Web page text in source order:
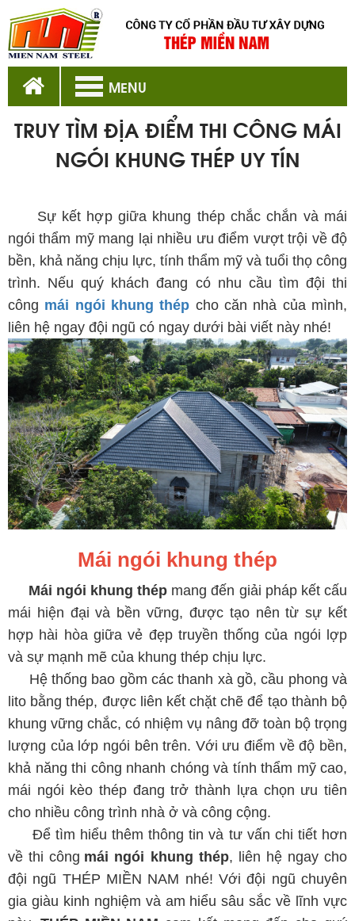
MENU
TRUY TÌM ĐỊA ĐIỂM THI CÔNG MÁI
NGÓI KHUNG THÉP UY TÍN
Sự kết hợp giữa khung thép chắc chắn và mái
ngói thẩm mỹ mang lại nhiều ưu điểm vượt trội về độ
bền, khả năng chịu lực, tính thẩm mỹ và tuổi thọ công
trình. Nếu quý khách đang có nhu cầu tìm đội thi
công mái ngói khung thép cho căn nhà của mình,
liên hệ ngay đội ngũ có ngay dưới bài viết này nhé!
Mái ngói khung thép
Mái ngói khung thép mang đến giải pháp kết cấu
mái hiện đại và bền vững, được tạo nên từ sự kết
hợp hài hòa giữa vẻ đẹp truyền thống của ngói lợp
và sự mạnh mẽ của khung thép chịu lực.
Hệ thống bao gồm các thanh xà gồ, cầu phong và
lito bằng thép, được liên kết chặt chẽ để tạo thành bộ
khung vững chắc, có nhiệm vụ nâng đỡ toàn bộ trọng
lượng của lớp ngói bên trên. Với ưu điểm về độ bền,
khả năng thi công nhanh chóng và tính thẩm mỹ cao,
mái ngói kèo thép đang trở thành lựa chọn ưu tiên
cho nhiều công trình nhà ở và công cộng.
Để tìm hiểu thêm thông tin và tư vấn chi tiết hơn
về thi công mái ngói khung thép, liên hệ ngay cho
đội ngũ THÉP MIỀN NAM nhé! Với đội ngũ chuyên
gia giàu kinh nghiệm và am hiểu sâu sắc về lĩnh vực